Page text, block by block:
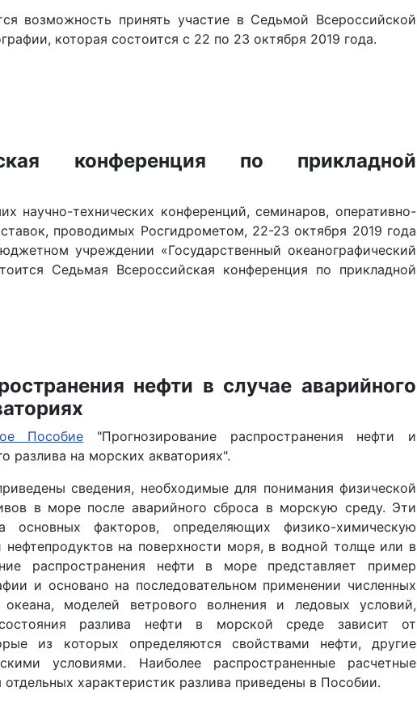
возможность принять участие в Седьмой Всероссийской
которая состоится с 22 по 23 октября 2019 года.
конференция по прикладной
научно-технических конференций, семинаров, оперативно-
проводимых Росгидрометом, 22-23 октября 2019 года
учреждении «Государственный океанографический
Седьмая Всероссийская конференция по прикладной
нефти в случае аварийного
Пособие "Прогнозирование распространения нефти и
разлива на морских акваториях".
сведения, необходимые для понимания физической
в море после аварийного сброса в морскую среду. Эти
основных факторов, определяющих физико-химическую
на поверхности моря, в водной толще или в
распространения нефти в море представляет пример
и основано на последовательном применении численных
моделей ветрового волнения и ледовых условий,
разлива нефти в морской среде зависит от
из которых определяются свойствами нефти, другие
условиями. Наиболее распространенные расчетные
характеристик разлива приведены в Пособии.